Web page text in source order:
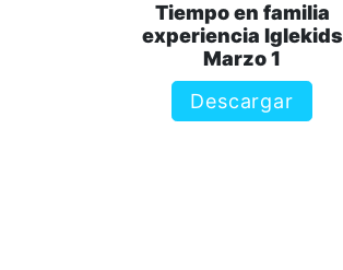
Tiempo en familia
experiencia Iglekids
Marzo 1
Descargar